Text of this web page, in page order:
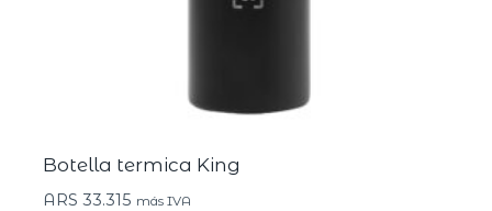
Botella termica King
ARS 33.315 más IVA